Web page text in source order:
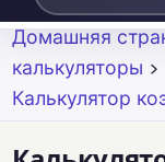
Домашняя
калькуляторы >
Калькулятор